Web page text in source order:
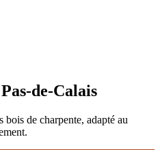
de-Calais
de charpente, adapté au